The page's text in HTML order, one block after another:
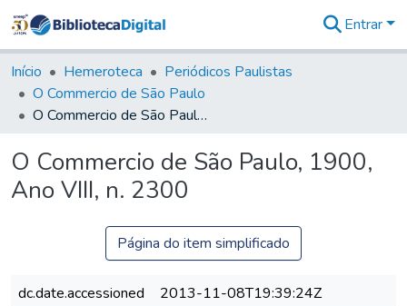
&
Coleções
Tudo na
Biblioteca
Estatísticas
Entrar
Início Hemeroteca
Periódicos Paulistas
O Commercio de São Paulo
O Commercio de São Paulo, 1900, Ano VIII, n. 2300
O Commercio de São Paulo, 1900,
Ano VIII, n. 2300
Página do item simplificado
dc.date.accessioned
2013-11-08T19:39:24Z